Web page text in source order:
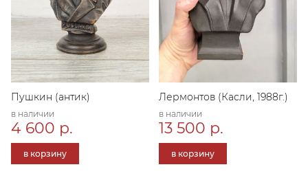
Пушкин (антик)
в наличии
4 600 р.
в корзину
Лермонтов (Касли, 1988г.)
в наличии
13 500 р.
в корзину